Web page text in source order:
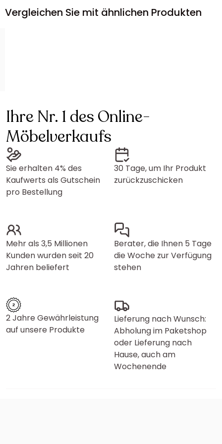
Vergleichen Sie mit ähnlichen Produkten
Ihre Nr. 1 des Online-
Möbelverkaufs
Sie erhalten 4% des
Kaufwerts als Gutschein
pro Bestellung
30 Tage, um Ihr Produkt
zurückzuschicken
Mehr als 3,5 Millionen
Kunden wurden seit 20
Jahren beliefert
Berater, die Ihnen 5 Tage
die Woche zur Verfügung
stehen
2 Jahre Gewährleistung
auf unsere Produkte
Lieferung nach Wunsch:
Abholung im Paketshop
oder Lieferung nach
Hause, auch am
Wochenende